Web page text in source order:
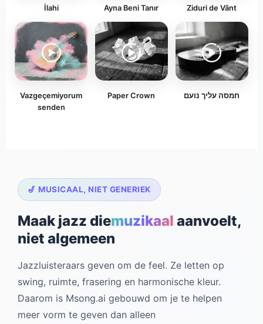
İlahi Ayna Beni Tanır Ziduri de Vânt
Vazgeçemiyorum
senden
Paper Crown חמסה עליך נועם
🎷 MUSICAAL, NIET GENERIEK
Maak jazz diemuzikaal aanvoelt,
niet algemeen
Jazzluisteraars geven om de feel. Ze letten op
swing, ruimte, frasering en harmonische kleur.
Daarom is Msong.ai gebouwd om je te helpen
meer vorm te geven dan alleen